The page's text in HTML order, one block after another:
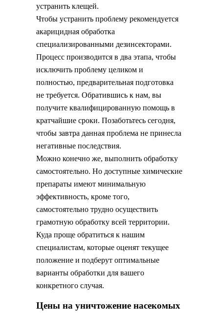
устранить клещей.
Чтобы устранить проблему рекомендуется
акарицидная обработка
специализированными дезинсекторами.
Процесс производится в два этапа, чтобы
исключить проблему целиком и
полностью, предварительная подготовка
не требуется. Обратившись к нам, вы
получите квалифицированную помощь в
кратчайшие сроки. Позаботьтесь сегодня,
чтобы завтра данная проблема не принесла
негативные последствия.
Можно конечно же, выполнить обработку
самостоятельно. Но доступные химические
препараты имеют минимальную
эффективность, кроме того,
самостоятельно трудно осуществить
грамотную обработку всей территории.
Куда проще обратиться к нашим
специалистам, которые оценят текущее
положение и подберут оптимальные
варианты обработки для вашего
конкретного случая.
Цены на уничтожение насекомых